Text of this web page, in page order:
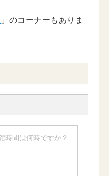
」のコーナーもありま